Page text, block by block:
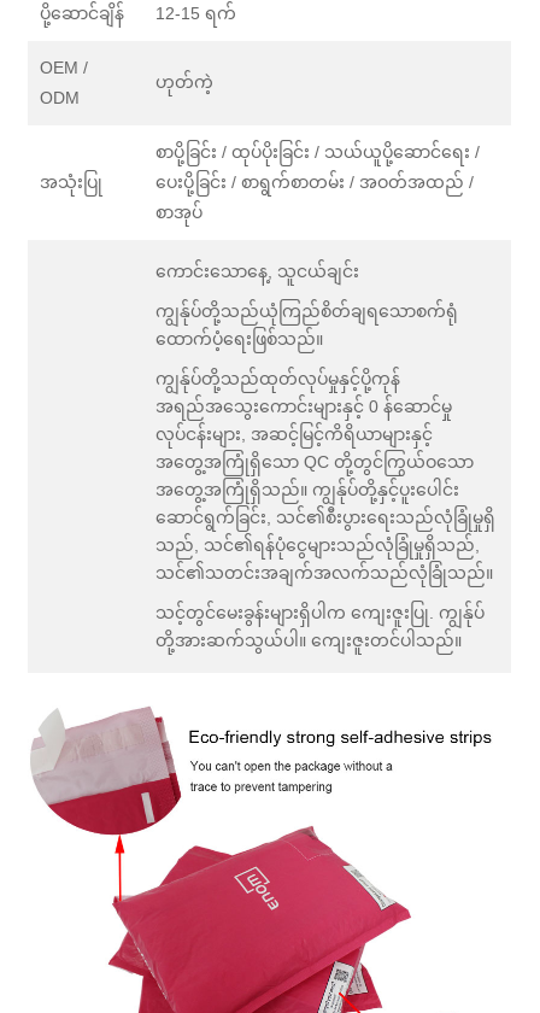
ပို့ဆောင်ချိန် 12-15 ရက်
OEM /
ODM
ဟုတ်ကဲ့
အသုံးပြု
စာပို့ခြင်း / ထုပ်ပိုးခြင်း / သယ်ယူပို့ဆောင်ရေး /
ပေးပို့ခြင်း / စာရွက်စာတမ်း / အဝတ်အထည် /
စာအုပ်
ကောင်းသောနေ့, သူငယ်ချင်း
ကျွန်ုပ်တို့သည်ယုံကြည်စိတ်ချရသောစက်ရုံ
ထောက်ပံ့ရေးဖြစ်သည်။
ကျွန်ုပ်တို့သည်ထုတ်လုပ်မှုနှင့်ပို့ကုန်
အရည်အသွေးကောင်းများနှင့် 0 န်ဆောင်မှု
လုပ်ငန်းများ, အဆင့်မြင့်ကိရိယာများနှင့်
အတွေ့အကြုံရှိသော QC တို့တွင်ကြွယ်ဝသော
အတွေ့အကြုံရှိသည်။ ကျွန်ုပ်တို့နှင့်ပူးပေါင်း
ဆောင်ရွက်ခြင်း, သင်၏စီးပွားရေးသည်လုံခြုံမှုရှိ
သည်, သင်၏ရန်ပုံငွေများသည်လုံခြုံမှုရှိသည်,
သင်၏သတင်းအချက်အလက်သည်လုံခြုံသည်။
သင့်တွင်မေးခွန်းများရှိပါက ကျေးဇူးပြု. ကျွန်ုပ်
တို့အားဆက်သွယ်ပါ။ ကျေးဇူးတင်ပါသည်။